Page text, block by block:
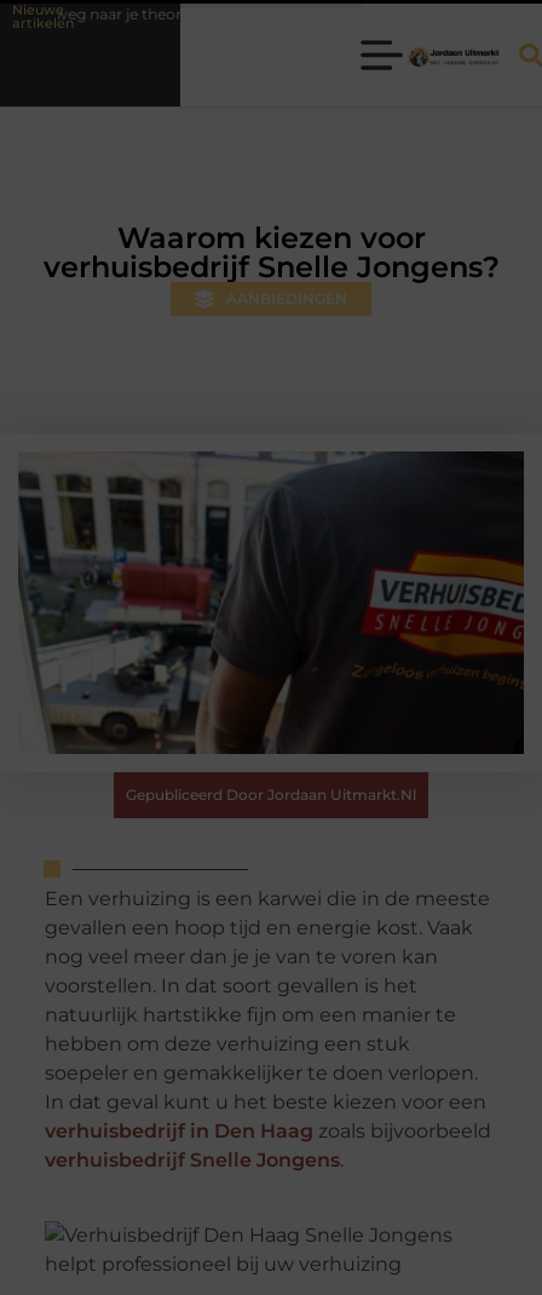
Nieuwe
artikelenexamen Fysiotherapie Hilversum: professionele hulp bij pijn
Waarom kiezen voor
verhuisbedrijf Snelle Jongens?
AANBIEDINGEN
Gepubliceerd Door Jordaan Uitmarkt.nl
Een verhuizing is een karwei die in de meeste
gevallen een hoop tijd en energie kost. Vaak
nog veel meer dan je je van te voren kan
voorstellen. In dat soort gevallen is het
natuurlijk hartstikke fijn om een manier te
hebben om deze verhuizing een stuk
soepeler en gemakkelijker te doen verlopen.
In dat geval kunt u het beste kiezen voor een
verhuisbedrijf in Den Haag zoals bijvoorbeeld
verhuisbedrijf Snelle Jongens.